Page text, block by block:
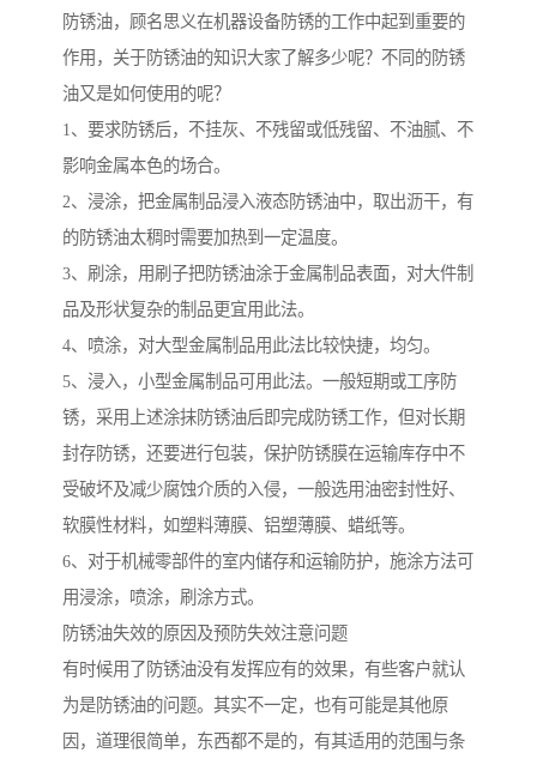
防锈油，顾名思义在机器设备防锈的工作中起到重要的
作用，关于防锈油的知识大家了解多少呢？不同的防锈
油又是如何使用的呢？
1、要求防锈后，不挂灰、不残留或低残留、不油腻、不
影响金属本色的场合。
2、浸涂，把金属制品浸入液态防锈油中，取出沥干，有
的防锈油太稠时需要加热到一定温度。
3、刷涂，用刷子把防锈油涂于金属制品表面，对大件制
品及形状复杂的制品更宜用此法。
4、喷涂，对大型金属制品用此法比较快捷，均匀。
5、浸入，小型金属制品可用此法。一般短期或工序防
锈，采用上述涂抹防锈油后即完成防锈工作，但对长期
封存防锈，还要进行包装，保护防锈膜在运输库存中不
受破坏及减少腐蚀介质的入侵，一般选用油密封性好、
软膜性材料，如塑料薄膜、铝塑薄膜、蜡纸等。
6、对于机械零部件的室内储存和运输防护，施涂方法可
用浸涂，喷涂，刷涂方式。
防锈油失效的原因及预防失效注意问题
有时候用了防锈油没有发挥应有的效果，有些客户就认
为是防锈油的问题。其实不一定，也有可能是其他原
因，道理很简单，东西都不是的，有其适用的范围与条